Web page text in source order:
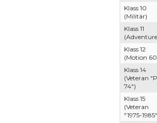
Klass 10
(Militär)
Klass 11
Klass 12
(Motion
Klass 14
(Veteran
74")
Klass 15
(Veteran
"1975-